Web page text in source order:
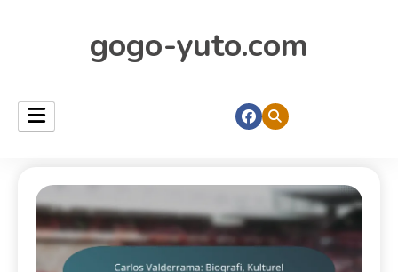
gogo-yuto.com